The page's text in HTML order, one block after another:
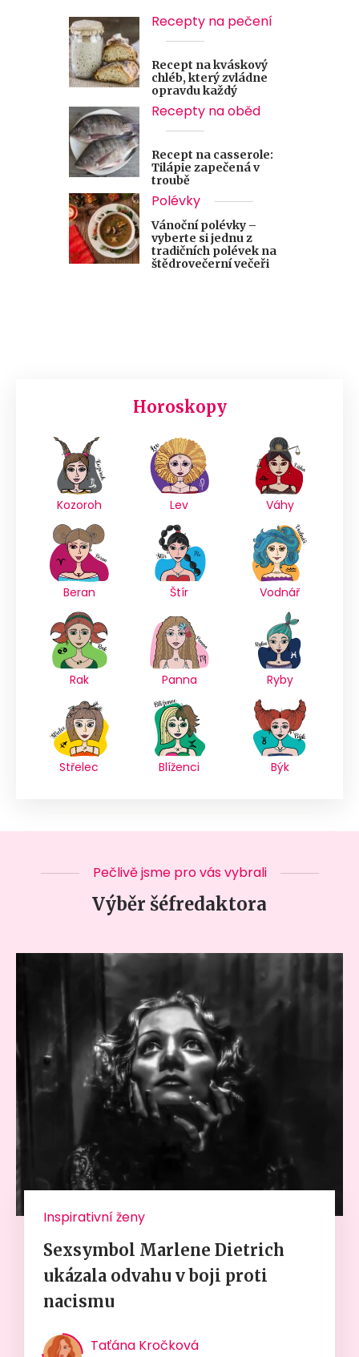
Recepty na pečení
Recept na kváskový
chléb, který zvládne
opravdu každý
Recepty na oběd
Recept na casserole:
Tilápie zapečená v
troubě
Polévky
Vánoční polévky –
vyberte si jednu z
tradičních polévek na
štědrovečerní večeři
Horoskopy
Kozoroh Lev Váhy
Beran Štír Vodnář
Rak Panna Ryby
Střelec Blíženci Býk
Pečlivě jsme pro vás vybrali
Výběr šéfredaktora
Inspirativní ženy
Sexsymbol Marlene Dietrich
ukázala odvahu v boji proti
nacismu
Taťána Kročková